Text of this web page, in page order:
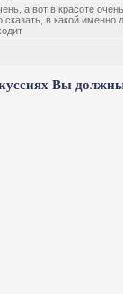
а вот в красоте
в какой именно
Вы